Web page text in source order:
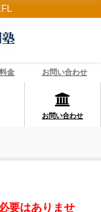
料金 お問い合わせ
お問い合わせ
要はありませ